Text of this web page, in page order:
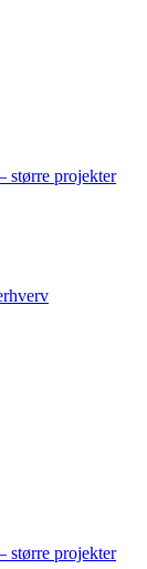
større projekter
større projekter